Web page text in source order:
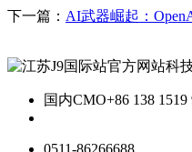
下一篇： AI武器崛起：
国内CMO+86 138